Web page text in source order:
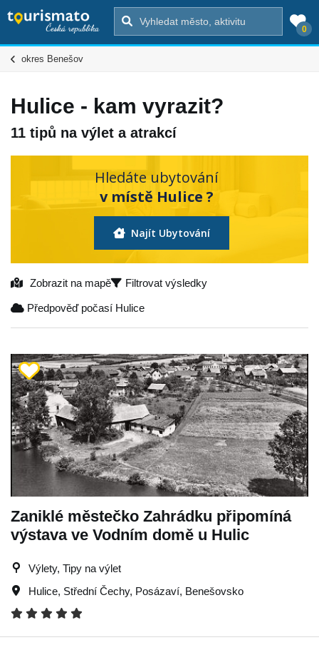
0
okres Benešov
Hulice - kam vyrazit?
11 tipů na výlet a atrakcí
Hledáte ubytování
v místě Hulice ?
Najít Ubytování
Zobrazit na mapě Filtrovat výsledky
Předpověď počasí Hulice
Zaniklé městečko Zahrádku připomíná
výstava ve Vodním domě u Hulic
Výlety, Tipy na výlet
Hulice, Střední Čechy, Posázaví, Benešovsko